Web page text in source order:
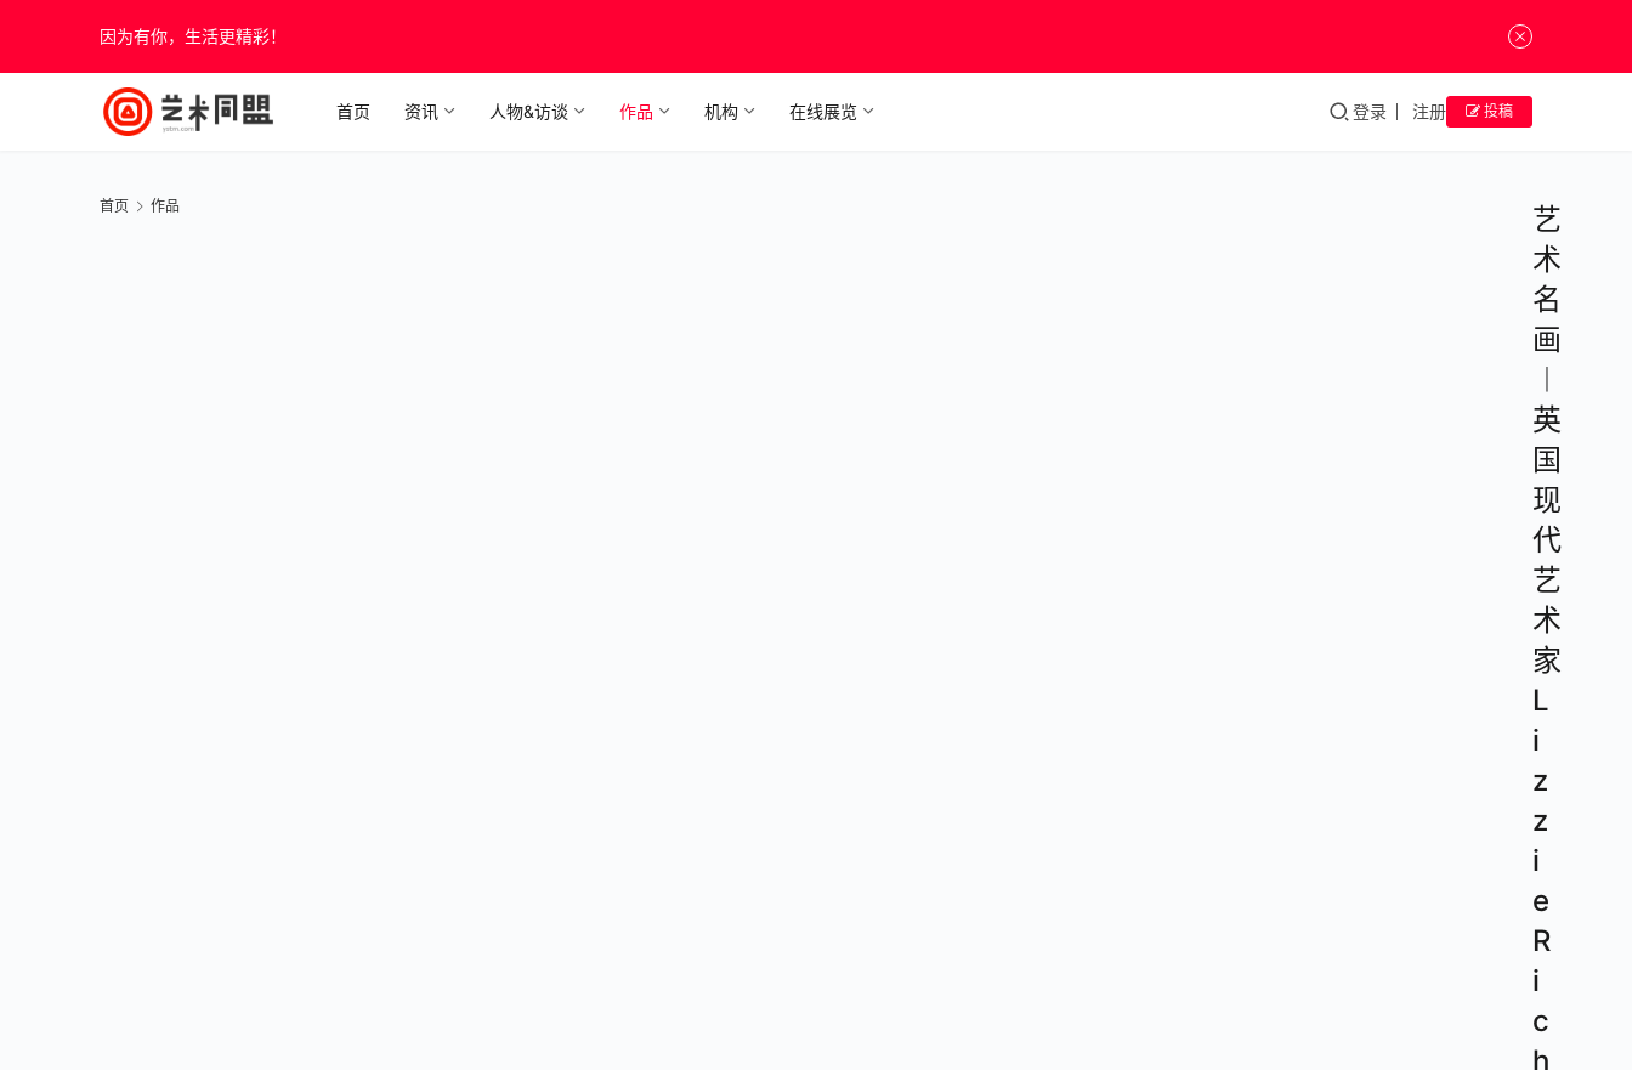
因为有你，生活更精彩！
首页 资讯 人物&访谈 作品 机构 在线展览 登录 注册 投稿
首页 作品
艺
术
名
画
英
国
现
代
艺
术
家
L
i
z
z
i
e
R
i
c
h